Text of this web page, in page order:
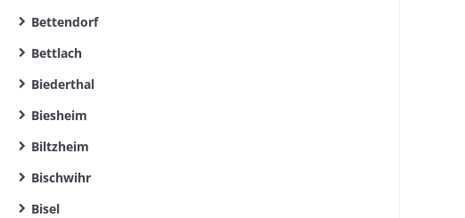
Bettendorf
Bettlach
Biederthal
Biesheim
Biltzheim
Bischwihr
Bisel